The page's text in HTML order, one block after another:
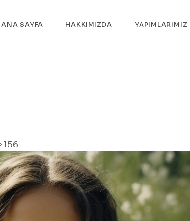
ANA SAYFA HAKKIMIZDA YAPIMLARIMIZ
156